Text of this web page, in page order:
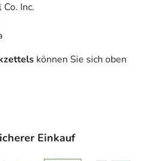
der Leber aufgenommen, dort
ausgeschieden. Der Anteil
Fetten wird somit
Die Zusammensetzung der
zugunsten der besser
Inc.
können Sie sich oben
Einkauf